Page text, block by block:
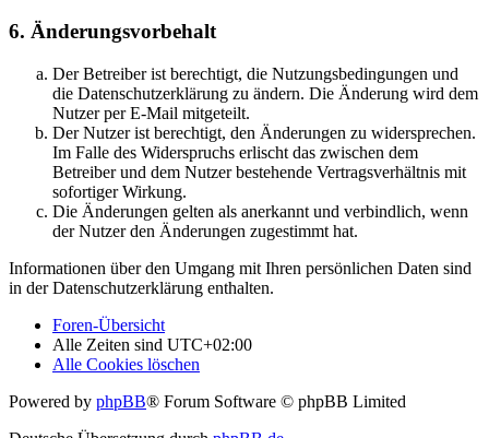
6. Änderungsvorbehalt
Der Betreiber ist berechtigt, die Nutzungsbedingungen und
die Datenschutzerklärung zu ändern. Die Änderung wird dem
Nutzer per E-Mail mitgeteilt.
Der Nutzer ist berechtigt, den Änderungen zu widersprechen.
Im Falle des Widerspruchs erlischt das zwischen dem
Betreiber und dem Nutzer bestehende Vertragsverhältnis mit
sofortiger Wirkung.
Die Änderungen gelten als anerkannt und verbindlich, wenn
der Nutzer den Änderungen zugestimmt hat.
Informationen über den Umgang mit Ihren persönlichen Daten sind
in der Datenschutzerklärung enthalten.
Foren-Übersicht
Alle Zeiten sind UTC+02:00
Alle Cookies löschen
Powered by phpBB® Forum Software © phpBB Limited